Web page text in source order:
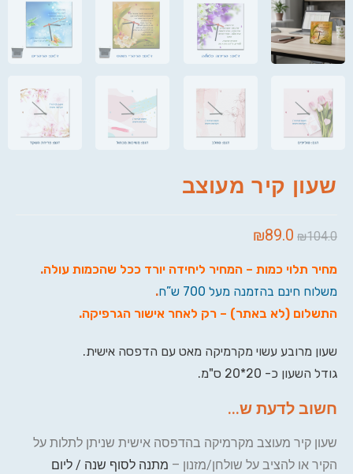
שעון קיר מעוצב
₪104.0
₪89.0
מחיר תלוי כמות – המחיר ליחידה יורד ככל שהכמות עולה.
משלוח חינם בהזמנה מעל 700 ש”ח
.
התשלום (לא באתר) – רק לאחר אישור הגרפיקה.
שעון מרובע עשוי מקרמיקה מאט עם הדפסה אישית.
גודל השעון כ- 20*20 ס"מ.
חשוב לדעת ש...
שעון קיר מעוצב מקרמיקה בהדפסה אישית שניתן לתלות על
הקיר או להציב על שולחן/מזנון – מתנה לסוף שנה / ליום